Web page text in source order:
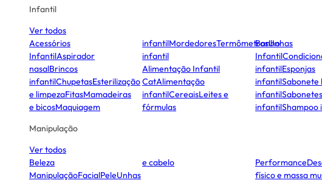
Infantil
Ver todos
Acessórios
InfantilAspirador
nasalBrincos
infantilChupetasEsterilização
e limpezaFitasMamadeiras
e bicosMaquiagem
infantilMordedoresTermômetrosUnhas
infantil
Alimentação Infantil
CatAlimentação
infantilCereaisLeites e
fórmulas
Banho
Infantil
infantilEsponjas
infantilSabonete
infantilSabonetes
infantilShampoo
Manipulação
Ver todos
Beleza
ManipulaçãoFacialPeleUnhas
e cabelo Performance
físico e massa